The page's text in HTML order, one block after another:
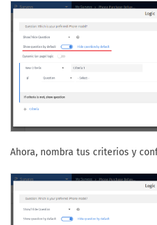
Ahora, nombra tus criterios y